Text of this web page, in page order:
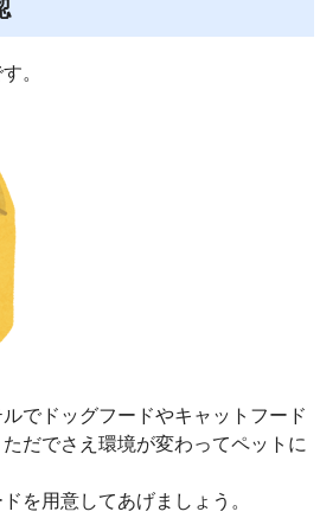
。
でドッグフードやキャットフード
だでさえ環境が変わってペットに
を用意してあげましょう。